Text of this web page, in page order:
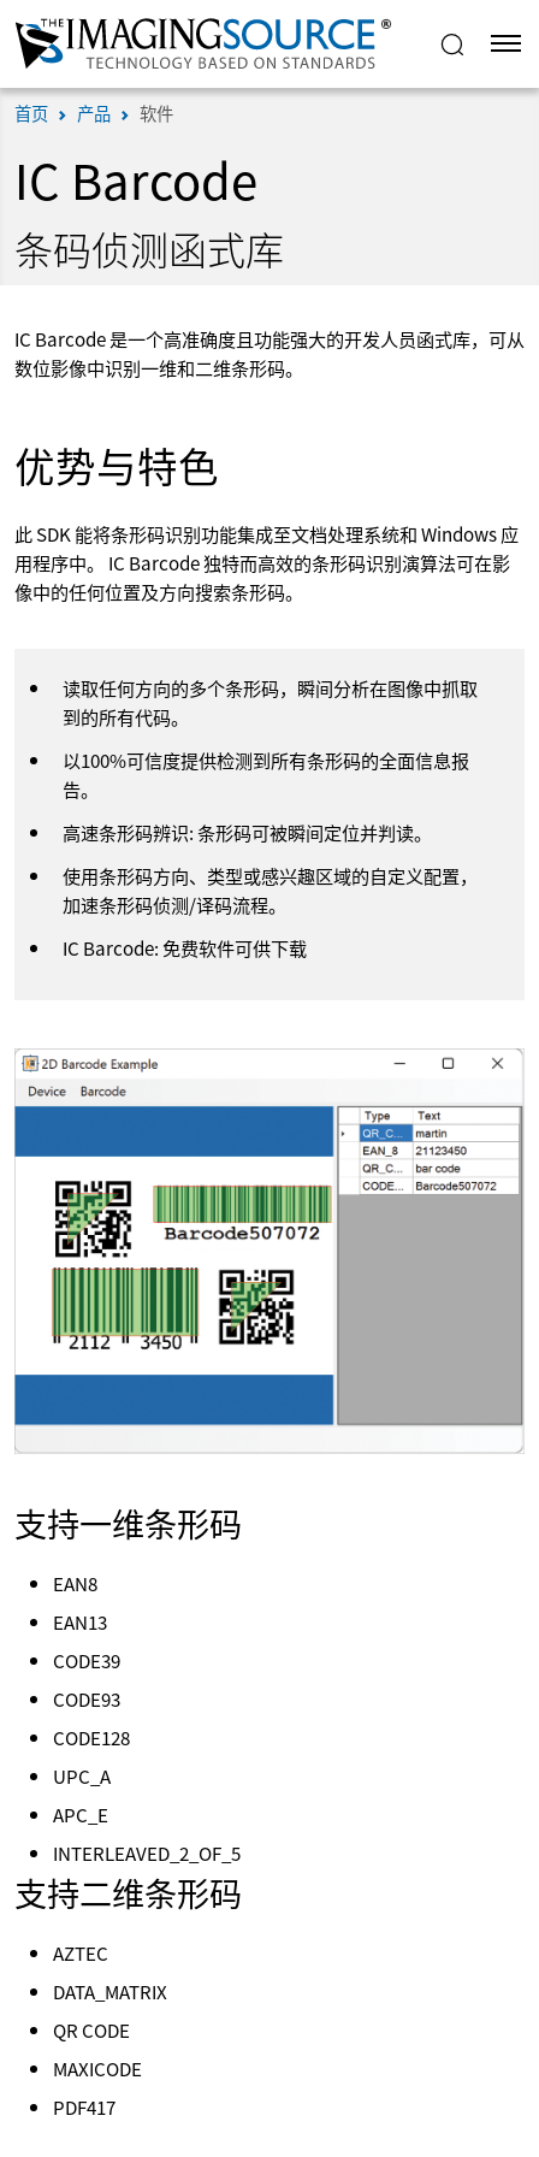
首页 产品 软件
IC Barcode
条码侦测函式库
IC Barcode 是一个高准确度且功能强大的开发人员函式库，可从
数位影像中识别一维和二维条形码。
优势与特色
此 SDK 能将条形码识别功能集成至文档处理系统和 Windows 应
用程序中。 IC Barcode 独特而高效的条形码识别演算法可在影
像中的任何位置及方向搜索条形码。
读取任何方向的多个条形码，瞬间分析在图像中抓取
到的所有代码。
以100%可信度提供检测到所有条形码的全面信息报
告。
高速条形码辨识: 条形码可被瞬间定位并判读。
使用条形码方向、类型或感兴趣区域的自定义配置，
加速条形码侦测/译码流程。
IC Barcode: 免费软件可供下载
支持一维条形码
EAN8
EAN13
CODE39
CODE93
CODE128
UPC_A
APC_E
INTERLEAVED_2_OF_5
支持二维条形码
AZTEC
DATA_MATRIX
QR CODE
MAXICODE
PDF417